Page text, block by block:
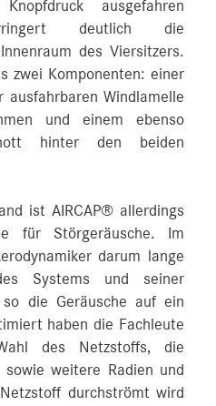
ausgefahren
deutlich die
des Viersitzers.
zwei Komponenten: einer
Windlamelle
und einem ebenso
hinter den beiden
ist AIRCAP® allerdings
für Störgeräusche. Im
darum lange
Systems und seiner
die Geräusche auf ein
haben die Fachleute
des Netzstoffs, die
weitere Radien und
durchströmt wird